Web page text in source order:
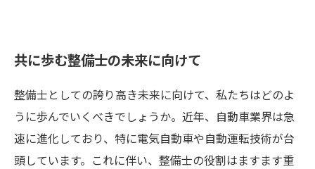
共に歩む整備士の未来に向けて
整備士としての誇り高き未来に向けて、私たちはどのよ
うに歩んでいくべきでしょうか。近年、自動車業界は急
速に進化しており、特に電気自動車や自動運転技術が台
頭しています。これに伴い、整備士の役割はますます重